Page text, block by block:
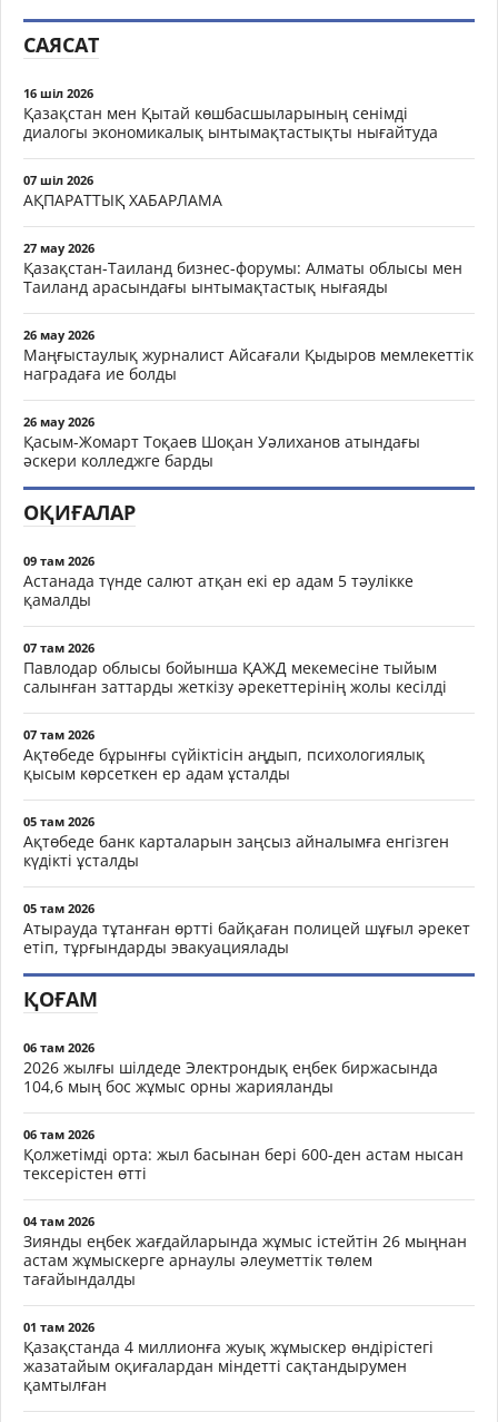
САЯСАТ
16 шіл 2026
Қазақстан мен Қытай көшбасшыларының сенімді
диалогы экономикалық ынтымақтастықты нығайтуда
07 шіл 2026
АҚПАРАТТЫҚ ХАБАРЛАМА
27 мау 2026
Қазақстан-Таиланд бизнес-форумы: Алматы облысы мен
Таиланд арасындағы ынтымақтастық нығаяды
26 мау 2026
Маңғыстаулық журналист Айсағали Қыдыров мемлекеттік
наградаға ие болды
26 мау 2026
Қасым-Жомарт Тоқаев Шоқан Уәлиханов атындағы
әскери колледжге барды
ОҚИҒАЛАР
09 там 2026
Астанада түнде салют атқан екі ер адам 5 тәулікке
қамалды
07 там 2026
Павлодар облысы бойынша ҚАЖД мекемесіне тыйым
салынған заттарды жеткізу әрекеттерінің жолы кесілді
07 там 2026
Ақтөбеде бұрынғы сүйіктісін аңдып, психологиялық
қысым көрсеткен ер адам ұсталды
05 там 2026
Ақтөбеде банк карталарын заңсыз айналымға енгізген
күдікті ұсталды
05 там 2026
Атырауда тұтанған өртті байқаған полицей шұғыл әрекет
етіп, тұрғындарды эвакуациялады
ҚОҒАМ
06 там 2026
2026 жылғы шілдеде Электрондық еңбек биржасында
104,6 мың бос жұмыс орны жарияланды
06 там 2026
Қолжетімді орта: жыл басынан бері 600-ден астам нысан
тексерістен өтті
04 там 2026
Зиянды еңбек жағдайларында жұмыс істейтін 26 мыңнан
астам жұмыскерге арнаулы әлеуметтік төлем
тағайындалды
01 там 2026
Қазақстанда 4 миллионға жуық жұмыскер өндірістегі
жазатайым оқиғалардан міндетті сақтандырумен
қамтылған